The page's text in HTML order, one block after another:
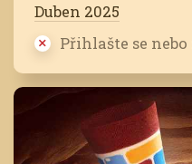
Duben 2025
Přihlašte se